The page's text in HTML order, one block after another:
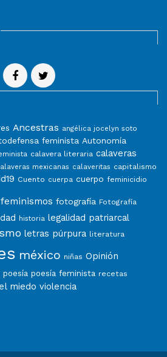
Ancestras angélica jocelyn soto
feminista Autonomía
calavera literaria calaveras
mexicanas calaveritas capitalismo
Cuento cuerpa cuerpo feminicidio
feminismos fotografía Fotografía
historia legalidad patriarcal
letras púrpura literatura
méxico niñas Opinión
poesía poesía feminista recetas
miedo violencia